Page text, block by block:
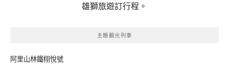
雄獅旅遊訂行程。
主題觀光列車
阿里山林鐵栩悅號